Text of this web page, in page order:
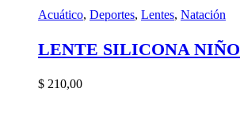
Acuático, Deportes, Lentes, Natación
LENTE SILICONA NIÑO
$ 210,00